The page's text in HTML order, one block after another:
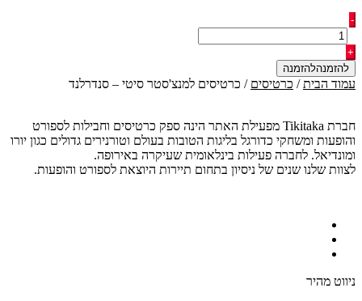
כמות
של
כרטיסים
למנצ'סטר
סיטי
-
-
+
להזמנה
עמוד הבית/ כרטיסים / כרטיסים למנצ'סטר סיטי – סנדרלנד
חברת Tikitaka מפעילת האתר הינה ספק כרטיסים וחבילות לספורט
והופעות ומשחקי כדורגל בליגות הטובות בעולם וטורנירים גדולים כגון יורו
ומונדיאל. לחברה פעילות בינלאומית שעיקרה באירופה.
לצוות שלנו שנים של ניסיון בתחום תיירות היוצאת לספורט והופעות.
ניווט מהיר